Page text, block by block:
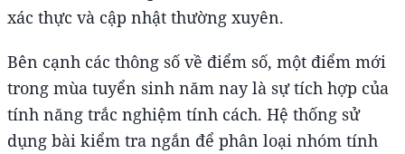
xác thực và cập nhật thường xuyên.
Bên cạnh các thông số về điểm số, một điểm mới
trong mùa tuyển sinh năm nay là sự tích hợp của
tính năng trắc nghiệm tính cách. Hệ thống sử
dụng bài kiểm tra ngắn để phân loại nhóm tính